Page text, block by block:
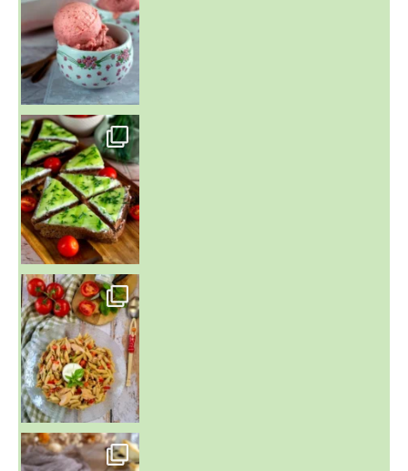
~ SALADE DE PÂTES AUX DEUX TOMATES THON ET BURRA
~ FINANCIERS MYRTILLES ET CITRON ~
Aujourd'hu